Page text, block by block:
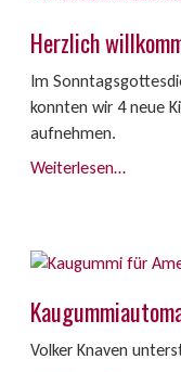
Herzlich
Im
konnten wir 4 neue
aufnehmen.
Weiterlesen…
Volker Knaven